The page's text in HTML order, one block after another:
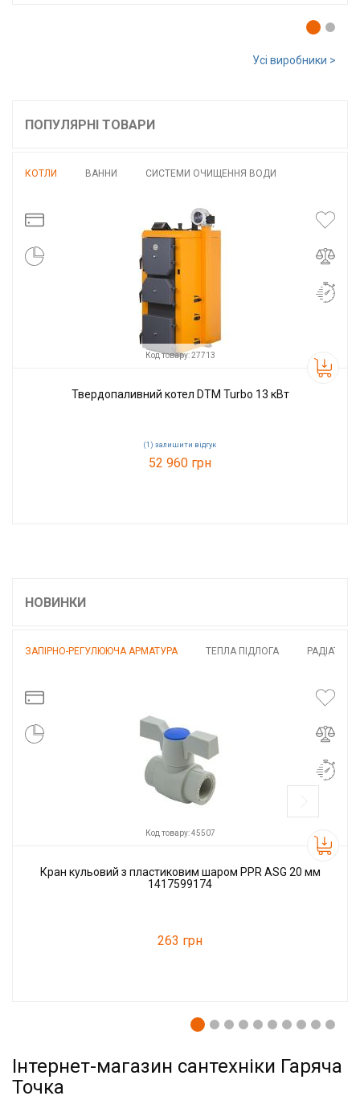
Усі виробники >
ПОПУЛЯРНІ ТОВАРИ
КОТЛИ ВАННИ СИСТЕМИ ОЧИЩЕННЯ ВОДИ
Код товару: 27713
Твердопаливний котел DTM Turbo 13 кВт
(1 ) залишити відгук
52 960 грн
НОВИНКИ
ЗАПІРНО-РЕГУЛЮЮЧА АРМАТУРА ТЕПЛА ПІДЛОГА
Код товару: 45507
Кран кульовий з пластиковим шаром PPR ASG 20 мм
1417599174
263 грн
Інтернет-магазин сантехніки Гаряча
Точка